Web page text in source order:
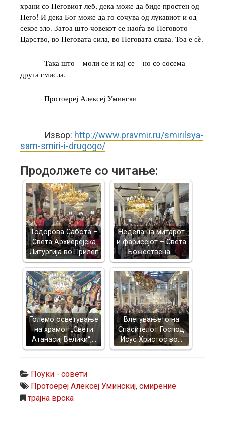
храни со Неговиот леб, дека може да биде простен од
Него! И дека Бог може да го сочува од лукавиот и од
секое зло. Затоа што човекот се наоѓа во Неговото
Царство, во Неговата сила, во Неговата слава. Тоа е сè.
Така што – моли се и кај се – но со сосема
друга смисла.
Протоереј Алексеј Умински
Извор: http://www.pravmir.ru/smirilsya-
sam-smiri-i-drugogo/
Продолжете со читање:
Тодорова Сабота –
Света Архиерејска
Литургија во Прилеп
Недела на митарот
и фарисејот – Светa
Божествена…
Големо осветување
на храмот „Свети
Атанасиј Велики“,…
Влегувањето на
Спасителот Господ
Исус Христос во…
Поуки - совети
Протоереј Алексеј Уминскиј, смирение
трајна врска